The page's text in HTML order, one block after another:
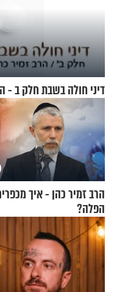
דיני חולה בשבת חלק ב -
הרב זמיר כהן - איך
הפלה?